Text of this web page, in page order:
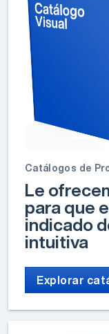
Catálogos de
Le
para que
indicado
intuitiva
Explorar